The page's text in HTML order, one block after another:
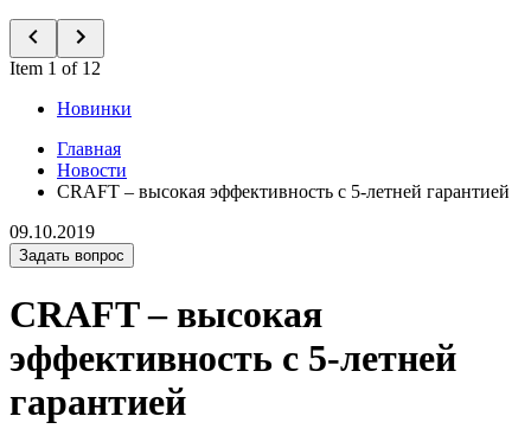
Item 1 of 12
Новинки
Главная
Новости
CRAFT – высокая эффективность с 5-летней гарантией
09.10.2019
Задать вопрос
CRAFT – высокая
эффективность с 5-летней
гарантией